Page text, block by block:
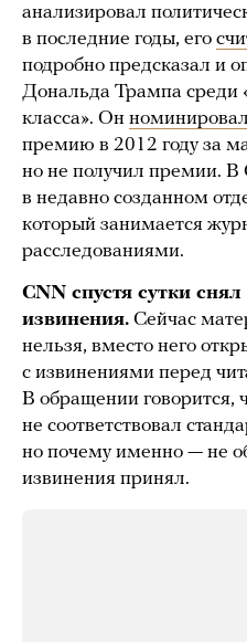
анализировал
в последние годы, его
подробно предсказал и
Дональда Трампа среди
класса». Он
премию в 2012 году за
но не получил премии. В
в недавно созданном
который занимается
расследованиями.
CNN спустя сутки
извинения. Сейчас
нельзя, вместо него
с извинениями перед
В обращении говорится,
не соответствовал
но почему именно — не
извинения принял.